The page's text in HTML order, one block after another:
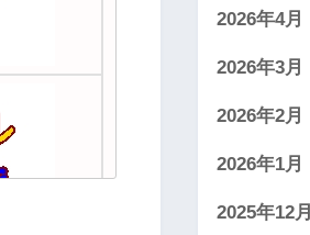
2026年4月
2026年3月
2026年2月
2026年1月
2025年12月